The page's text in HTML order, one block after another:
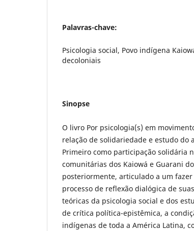
Palavras-chave:
Psicologia social, Povo indígena
decoloniais
Sinopse
O livro Por psicologia(s) em
relação de solidariedade e estudo do
Primeiro como participação solidária
comunitárias dos Kaiowá e Guarani
posteriormente, articulado a um
processo de reflexão dialógica de
teóricas da psicologia social e dos
de crítica política-epistêmica, a
indígenas de toda a América Latina,